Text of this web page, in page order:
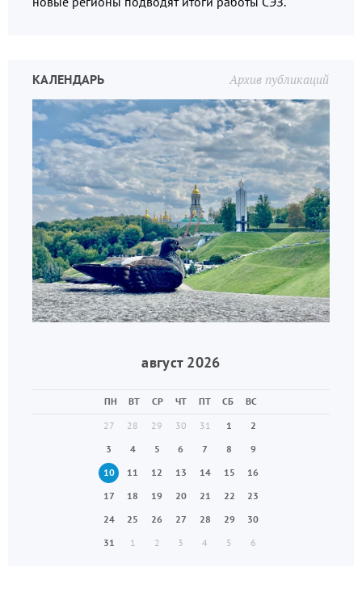
Архив публикаций
КАЛЕНДАРЬ
август 2026
ПН ВТ СР ЧТ ПТ СБ
ВС
27
28 29 30 31 1
2
3
4 5 6 7 8
9
10
11 12 13 14 15
16
17
18 19 20 21 22
23
24
25 26 27 28 29
30
31
1 2 3 4 5 6